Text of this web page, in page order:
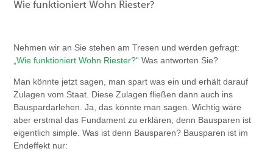
Wie funktioniert Wohn Riester?
Nehmen wir an Sie stehen am Tresen und werden gefragt:
„Wie funktioniert Wohn Riester?“ Was antworten Sie?
Man könnte jetzt sagen, man spart was ein und erhält darauf
Zulagen vom Staat. Diese Zulagen fließen dann auch ins
Bauspardarlehen. Ja, das könnte man sagen. Wichtig wäre
aber erstmal das Fundament zu erklären, denn Bausparen ist
eigentlich simple. Was ist denn Bausparen? Bausparen ist im
Endeffekt nur: